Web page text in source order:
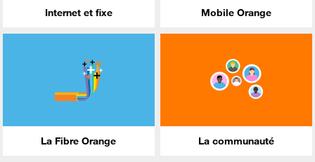
Internet et fixe Mobile Orange
La Fibre Orange La communauté